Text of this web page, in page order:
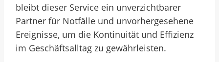
bleibt dieser Service ein unverzichtbarer
Partner für Notfälle und unvorhergesehene
Ereignisse, um die Kontinuität und Effizienz
im Geschäftsalltag zu gewährleisten.